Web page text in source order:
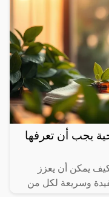
5 فوائد صحية يجب أن تعرفها
يمكن أن يعزز
وسريعة لكل من